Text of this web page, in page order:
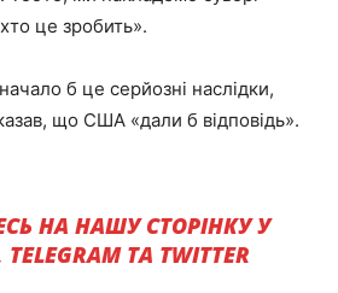
це зробить».
б це серйозні наслідки,
що США «дали б відповідь».
НА НАШУ СТОРІНКУ У
TELEGRAM ТА TWITTER